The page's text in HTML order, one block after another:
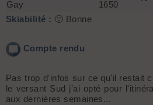
Gay
1650
Skiabilité : 🙂 Bonne
Compte rendu
Pas trop d'infos sur ce qu'il restait
le versant Sud j'ai opté pour
aux dernières semaines...